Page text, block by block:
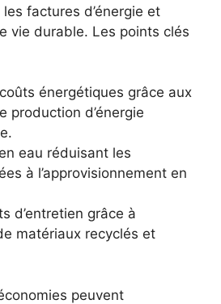
factures d’énergie et
vie durable. Les points clés
énergétiques grâce aux
production d’énergie
eau réduisant les
à l’approvisionnement en
d’entretien grâce à
matériaux recyclés et
peuvent